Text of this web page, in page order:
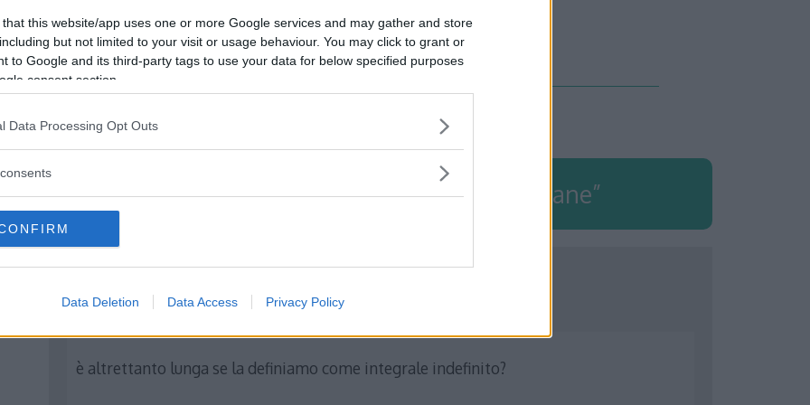
that this website/app uses one or more Google services and may gather and store
but not limited to your visit or usage behaviour. You may click to grant or
to Google and its third-party tags to use your data for below specified purposes
consent section.
Data Processing Opt Outs
Data Deletion Data Access Privacy Policy
di aree – Problemi di riepilogo (in arrivo)
4 thoughts on “Calcolo di aree di figure piane”
27 Marzo 2013 alle 19:40
è altrettanto lunga se la definiamo come integrale indefinito?